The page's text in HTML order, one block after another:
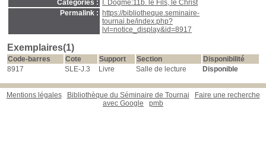
Catégories :
I. Dogme:11b. le Fils, le Christ
Permalink :
https://bibliotheque.seminaire-
tournai.be/index.php?
lvl=notice_display&id=8917
Exemplaires(1)
Code-barres Cote Support Section
Disponibilité
8917
SLE-J.3 Livre Salle de lecture Disponible
Mentions légales Bibliothèque du Séminaire de Tournai
Faire une recherche
avec Google
pmb